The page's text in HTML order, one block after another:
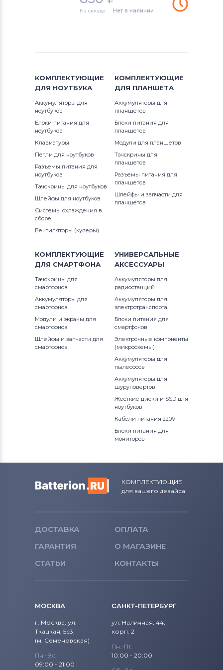
Тачскрины для планшетовPipo
Тачскрины для планшетовChina
Тачскрины для планшетовQumo
Тачскрины для планшетов
Тачскрины для планшетовMotorola
Тачскрины для планшетовDigiLand
Тачскрины для планшетов
Все бренды
Тачскрины для планшетов
Тачскрины для планшетовSupra
Тачскрины для планшетовTeclast
Тачскрины для планшетовAllwinner
Тачскрины для планшетовDell
Тачскрины для планшетовArchos
Тачскрины для планшетовMegafon
Тачскрины для планшетовApache
Viewsonic
Тачскрины для планшетов
Тачскрины для планшетов
Ericsson
Тачскрины для планшетов
На складе Нет в наличии
КОМПЛЕКТУЮЩИЕ
ДЛЯ НОУТБУКА
Аккумуляторы для
ноутбуков
Блоки питания для
ноутбуков
Клавиатуры
Петли для ноутбуков
Разъемы питания для
ноутбуков
Тачскрины для ноутбуков
Шлейфы для ноутбуков
Системы охлаждения в
сборе
Вентиляторы (кулеры)
КОМПЛЕКТУЮЩИЕ
ДЛЯ ПЛАНШЕТА
Аккумуляторы для
планшетов
Блоки питания для
планшетов
Модули для планшетов
Тачскрины для
планшетов
Разъемы питания для
планшетов
Шлейфы и запчасти для
планшетов
КОМПЛЕКТУЮЩИЕ
ДЛЯ СМАРТФОНА
Тачскрины для
смартфонов
Аккумуляторы для
смартфонов
Модули и экраны для
смартфонов
Шлейфы и запчасти для
смартфонов
УНИВЕРСАЛЬНЫЕ
АКСЕССУАРЫ
Аккумуляторы для
радиостанций
Аккумуляторы для
электротранспорта
Блоки питания для
смартфонов
Электронные компоненты
(микросхемы)
Аккумуляторы для
пылесосов
Аккумуляторы для
шуруповертов
Жесткие диски и SSD для
ноутбуков
Кабели питания 220V
Блоки питания для
мониторов
КОМПЛЕКТУЮЩИЕ
для вашего девайса
ДОСТАВКА
ОПЛАТА
ГАРАНТИЯ
О МАГАЗИНЕ
СТАТЬИ
КОНТАКТЫ
МОСКВА
г. Москва, ул.
Ткацкая, 5с3,
(м. Семеновская)
Пн.-Вс.
09:00 - 21:00
САНКТ-ПЕТЕРБУРГ
ул. Наличная, 44,
корп. 2
Пн.-Пт.
10:00 - 20:00